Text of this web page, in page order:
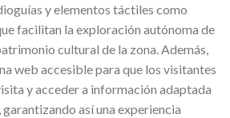
y elementos táctiles como
facilitan la exploración autónoma de
cultural de la zona. Además,
web accesible para que los visitantes
y acceder a información adaptada
así una experiencia